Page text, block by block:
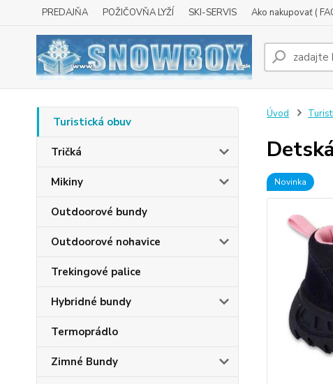
PREDAJŇA POŽIČOVŇA LYŽÍ SKI-SERVIS Ako nakupovať (
Turistická obuv
Tričká
Mikiny
Outdoorové bundy
Outdoorové nohavice
Trekingové palice
Hybridné bundy
Termoprádlo
Zimné Bundy
Úvod
Novinka